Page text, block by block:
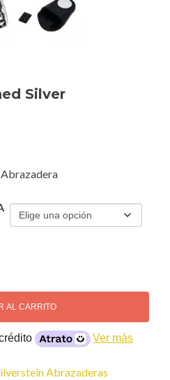
Silver
AL CARRITO
Ver más
Abrazaderas